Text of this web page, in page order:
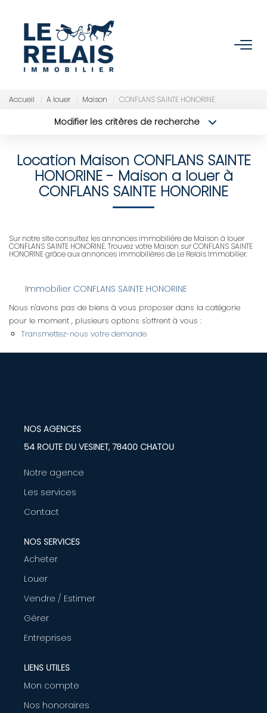
ACHETER
Nos Biens
VENDRE/ESTIMER
Nos Références
Nos Services
Nos Biens
Nos Biens
Accueil A louer Maison CONFLANS SAINTE HONORINE
Modifier les critères de recherche
Sélectionnez...
Type de bien
Surface min
Location Maison CONFLANS SAINTE
HONORINE - Maison a louer à
CONFLANS SAINTE HONORINE
Sur notre site consultez les annonces immobilière de Maison à louer
CONFLANS SAINTE HONORINE. Trouvez votre Maison sur CONFLANS SAINTE
HONORINE grâce aux annonces immobilières de Le Relais Immobilier.
Immobilier CONFLANS SAINTE HONORINE
Nous n'avons pas de biens à vous proposer dans la catégorie
pour le moment , plusieurs options s'offrent à vous :
Transmettez-nous votre demande
NOS AGENCES
54 ROUTE DU VESINET, 78400 CHATOU
Notre agence
Les services
Contact
NOS SERVICES
Acheter
Louer
Vendre / Estimer
Gérer
Entreprises
LIENS UTILES
Mon compte
Nos honoraires